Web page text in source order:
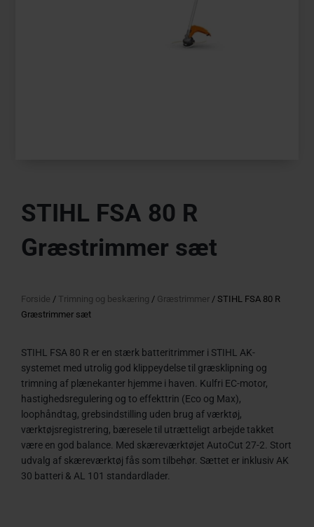
STIHL FSA 80 R
Græstrimmer sæt
Forside / Trimning og beskæring / Græstrimmer / STIHL FSA 80 R
Græstrimmer sæt
STIHL FSA 80 R er en stærk batteritrimmer i STIHL AK-
systemet med utrolig god klippeydelse til græsklipning og
trimning af plænekanter hjemme i haven. Kulfri EC-motor,
hastighedsregulering og to effekttrin (Eco og Max),
loophåndtag, grebsindstilling uden brug af værktøj,
værktøjsregistrering, bæresele til utrætteligt arbejde takket
være en god balance. Med skæreværktøjet AutoCut 27-2. Stort
udvalg af skæreværktøj fås som tilbehør. Sættet er inklusiv AK
30 batteri & AL 101 standardlader.